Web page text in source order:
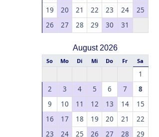
19
20 21 22 23 24
25
26
27 28 29 30 31
August 2026
So Mo Di Mi Do Fr Sa
1
2
3 4 5 6 7
8
9
10 11 12 13 14
15
16
17 18 19 20 21
22
23
24 25 26 27 28 29